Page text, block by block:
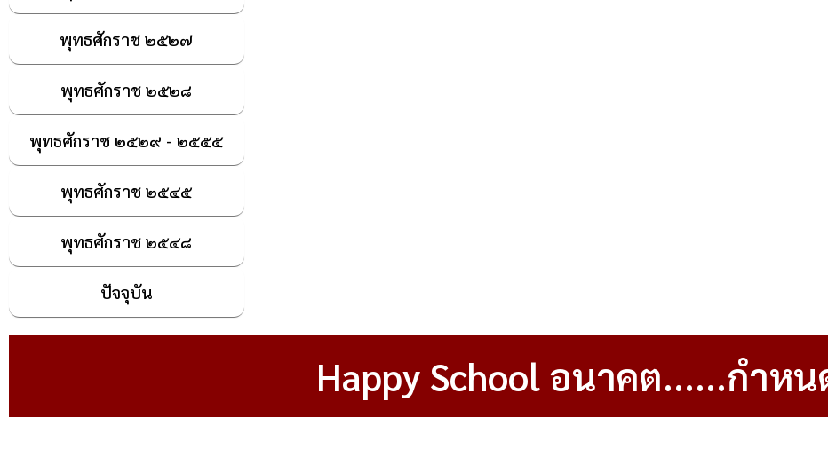
พุทธศักราช ๒๕๒๗
พุทธศักราช ๒๕๒๘
พุทธศักราช ๒๕๒๙ - ๒๕๕๕
พุทธศักราช ๒๕๔๕
พุทธศักราช ๒๕๔๘
ปัจจุบัน
Happy School อนาคต......กำหน